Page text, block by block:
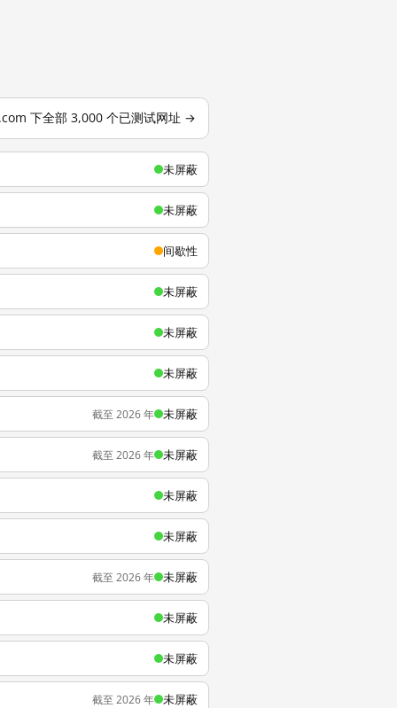
下全部 3,000 个已测试网址 →
未屏蔽
未屏蔽
间歇性
未屏蔽
未屏蔽
未屏蔽
截至 2026 年 未屏蔽
截至 2026 年 未屏蔽
未屏蔽
未屏蔽
截至 2026 年 未屏蔽
未屏蔽
未屏蔽
截至 2026 年 未屏蔽